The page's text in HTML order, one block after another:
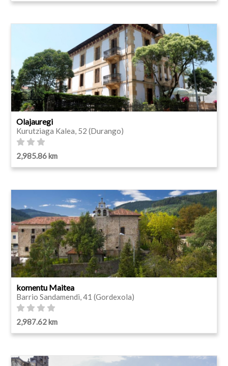
Olajauregi
Kurutziaga Kalea, 52 (Durango)
2,985.86 km
komentu Maitea
Barrio Sandamendi, 41 (Gordexola)
2,987.62 km